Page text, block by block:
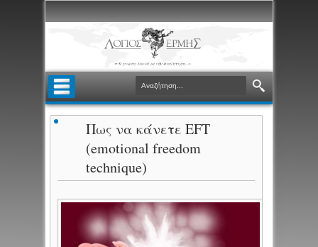
Πως να κάνετε EFT
(emotional freedom
technique)